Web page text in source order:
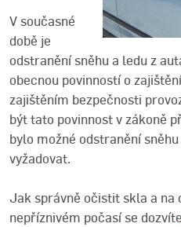
V současné
době je
odstranění sněhu a ledu z
obecnou povinností o
zajištěním bezpečnosti
být tato povinnost v zákoně
bylo možné odstranění
vyžadovat.
Jak správně očistit skla a na
nepříznivém počasí se dozvíte